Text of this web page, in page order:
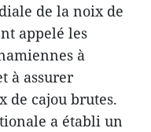
de la noix de
appelé les
à
à assurer
de cajou brutes.
a établi un